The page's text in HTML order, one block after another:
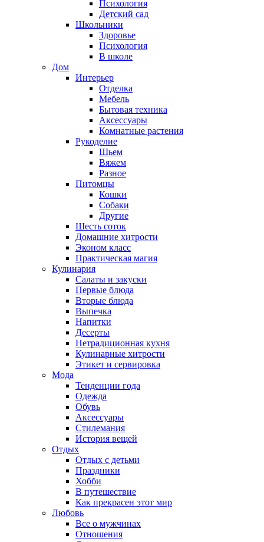
Психология
Детский сад
Школьники
Здоровье
Психология
В школе
Дом
Интерьер
Отделка
Мебель
Бытовая техника
Аксессуары
Комнатные растения
Рукоделие
Шьем
Вяжем
Разное
Питомцы
Кошки
Собаки
Другие
Шесть соток
Домашние хитрости
Эконом класс
Практическая магия
Кулинария
Салаты и закуски
Первые блюда
Вторые блюда
Выпечка
Напитки
Десерты
Нетрадиционная кухня
Кулинарные хитрости
Этикет и сервировка
Мода
Тенденции года
Одежда
Обувь
Аксессуары
Стилемания
История вещей
Отдых
Отдых с детьми
Праздники
Хобби
В путешествие
Как прекрасен этот мир
Любовь
Все о мужчинах
Отношения